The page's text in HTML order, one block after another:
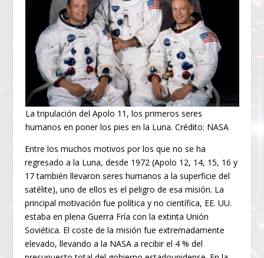
La tripulación del Apolo 11, los primeros seres
humanos en poner los pies en la Luna. Crédito: NASA
Entre los muchos motivos por los que no se ha
regresado a la Luna, desde 1972 (Apolo 12, 14, 15, 16 y
17 también llevaron seres humanos a la superficie del
satélite), uno de ellos es el peligro de esa misión. La
principal motivación fue política y no científica, EE. UU.
estaba en plena Guerra Fría con la extinta Unión
Soviética. El coste de la misión fue extremadamente
elevado, llevando a la NASA a recibir el 4 % del